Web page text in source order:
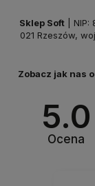
Sklep Soft |
021 Rzeszów,
Zobacz jak nas
5.0
Ocena